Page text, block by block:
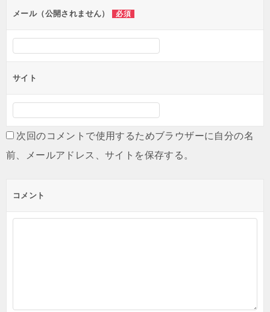
ンメール（公開されません） 必須
サイト
次回のコメントで使用するためブラウザーに自分の名
前、メールアドレス、サイトを保存する。
コメント